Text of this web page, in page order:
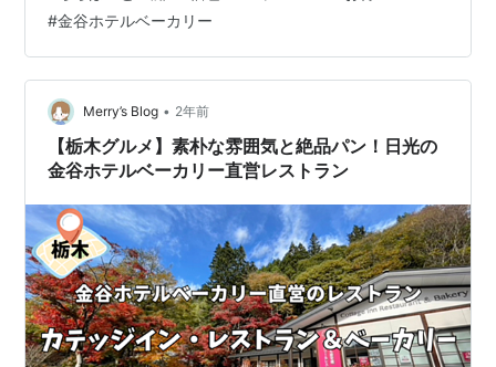
間。 お気に入りの餃子屋さん（福包）さんでご飯(*'ω'*)
私たち夫婦のお気に入りは水餃子♪ そこで見つけた壁案
内。 LINEお友達登録で店内飲食餃子のみ５０％OFF もち
ろん、流れるように即登録…(`･ω･´)ｷﾗｰﾝ☆ おかげで餃子
３皿半額になりﾁｮｯﾄお得な嬉しい気分に…
#金谷ホテルベーカリー
Merry’s Blog • 2年前
【栃木グルメ】素朴な雰囲気と絶品パン！日光の
金谷ホテルベーカリー直営レストラン